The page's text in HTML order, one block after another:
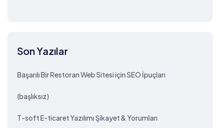
Son Yazılar
Başarılı Bir Restoran Web Sitesi için SEO İpuçları
(başlıksız)
T-soft E-ticaret Yazılımı Şikayet & Yorumları